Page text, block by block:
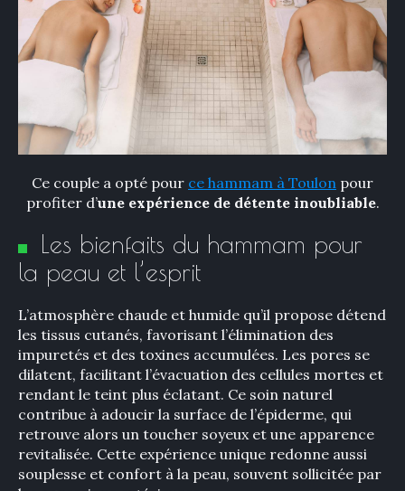
Ce couple a opté pour ce hammam à Toulon pour
profiter d’une expérience de détente inoubliable.
Les bienfaits du hammam pour
la peau et l’esprit​
L’atmosphère chaude et humide qu’il propose détend
les tissus cutanés, favorisant l’élimination des
impuretés et des toxines accumulées. Les pores se
dilatent, facilitant l’évacuation des cellules mortes et
rendant le teint plus éclatant. Ce soin naturel
contribue à adoucir la surface de l’épiderme, qui
retrouve alors un toucher soyeux et une apparence
revitalisée. Cette expérience unique redonne aussi
souplesse et confort à la peau, souvent sollicitée par
×
: